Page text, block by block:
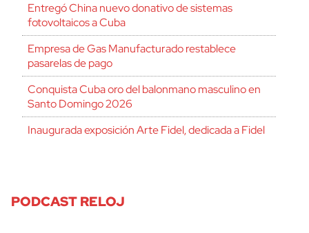
Entregó China nuevo donativo de sistemas
fotovoltaicos a Cuba
Empresa de Gas Manufacturado restablece
pasarelas de pago
Conquista Cuba oro del balonmano masculino en
Santo Domingo 2026
Inaugurada exposición Arte Fidel, dedicada a Fidel
PODCAST RELOJ